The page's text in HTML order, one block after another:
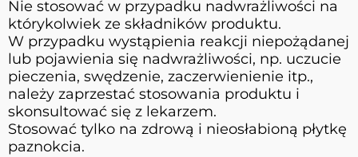
Nie stosować w przypadku nadwrażliwości na
którykolwiek ze składników produktu.
W przypadku wystąpienia reakcji niepożądanej
lub pojawienia się nadwrażliwości, np. uczucie
pieczenia, swędzenie, zaczerwienienie itp.,
należy zaprzestać stosowania produktu i
skonsultować się z lekarzem.
Stosować tylko na zdrową i nieosłabioną płytkę
paznokcia.